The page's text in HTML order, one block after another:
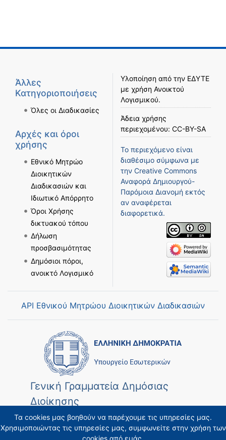
Τα cookies μας βοηθούν να παρέχουμε τις υπηρεσίες μας.
Χρησιμοποιώντας τις υπηρεσίες μας, συμφωνείτε στην χρήση των
Άλλες
Κατηγοριοποιήσεις
Όλες οι Διαδικασίες
Αρχές και όροι
χρήσης
Εθνικό Μητρώο
Διοικητικών
Διαδικασιών και
Ιδιωτικό Απόρρητο
Όροι Χρήσης
δικτυακού τόπου
Δήλωση
προσβασιμότητας
Δημόσιοι πόροι,
ανοικτό Λογισμικό
Υλοποίηση από την ΕΔΥΤΕ
με χρήση Ανοικτού
Λογισμικού.
Άδεια χρήσης
περιεχομένου: CC-BY-SA
Το περιεχόμενο είναι
διαθέσιμο σύμφωνα με
την Creative Commons
Αναφορά Δημιουργού-
Παρόμοια Διανομή εκτός
αν αναφέρεται
διαφορετικά.
API Εθνικού Μητρώου Διοικητικών Διαδικασιών
Γενική Γραμματεία Δημόσιας
Διοίκησης